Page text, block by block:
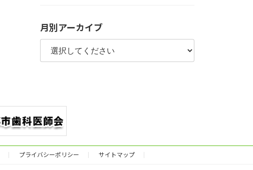
月別アーカイブ
プライバシーポリシー サイトマップ